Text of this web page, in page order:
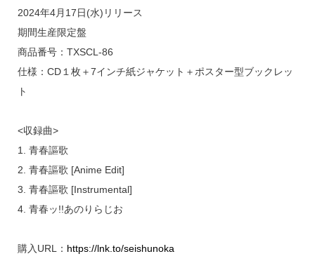
2024年4月17日(水)リリース
期間生産限定盤
商品番号：TXSCL-86
仕様：CD１枚＋7インチ紙ジャケット＋ポスター型ブックレッ
ト
<収録曲>
1. 青春謳歌
2. 青春謳歌 [Anime Edit]
3. 青春謳歌 [Instrumental]
4. 青春ッ!!あのりらじお
購入URL： https://lnk.to/seishunoka